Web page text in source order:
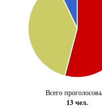
Всего
13 чел.